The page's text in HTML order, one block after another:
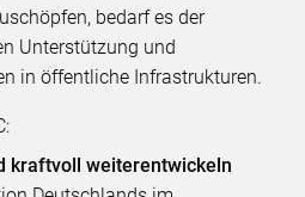
bedarf es der
Unterstützung und
in öffentliche Infrastrukturen.
kraftvoll weiterentwickeln